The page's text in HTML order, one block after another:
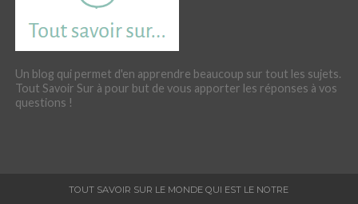
Un blog qui permet d'en apprendre beaucoup sur tout les sujets.
Tout Savoir Sur à pour but de vous apporter les réponses à vos
questions !
TOUT SAVOIR SUR LE MONDE QUI EST LE NOTRE